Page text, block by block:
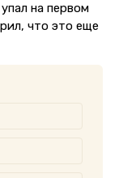
на первом
что это еще